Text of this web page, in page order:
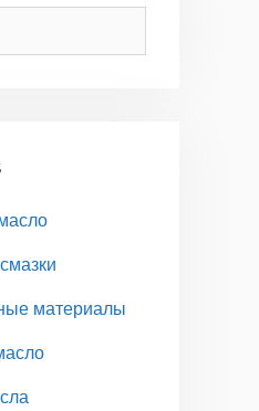
материалы